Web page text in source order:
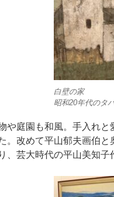
白壁の家
昭和20年代のタ
や庭園も和風。手入れ
。改めて平山郁夫画伯
、芸大時代の平山美知子